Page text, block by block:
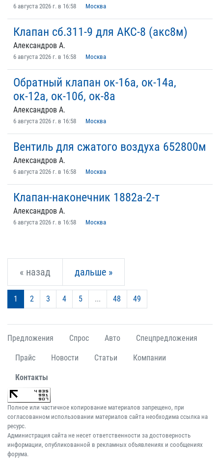
6 августа 2026 г. в 16:58 Москва
Клапан сб.311-9 для АКС-8 (акс8м)
Александров А.
6 августа 2026 г. в 16:58 Москва
Обратный клапан ок-16а, ок-14а,
ок-12а, ок-10б, ок-8а
Александров А.
6 августа 2026 г. в 16:58 Москва
Вентиль для сжатого воздуха 652800м
Александров А.
6 августа 2026 г. в 16:58 Москва
Клапан-наконечник 1882а-2-т
Александров А.
6 августа 2026 г. в 16:58 Москва
« назад дальше »
1 2 3 4 5 ... 48 49
Предложения Спрос Авто Спецпредложения
Прайс Новости Статьи Компании
Контакты
Полное или частичное копирование материалов запрещено, при
согласованном использовании материалов сайта необходима ссылка на
ресурс.
Администрация сайта не несет ответственности за достоверность
информации, опубликованной в рекламных объявлениях и сообщениях
форума.